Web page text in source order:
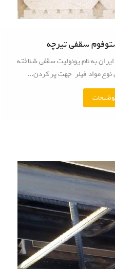
سقفی تیرچه
به نام یونولیت سقفی شناخته
نوع مواد فیلر جهت پر کردن...
ی
ی
ت
پ
ل
ا
س
ت
و